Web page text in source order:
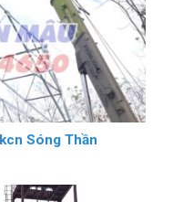
Sóng Thần